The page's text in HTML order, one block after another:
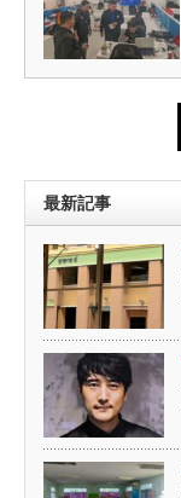
最新記事